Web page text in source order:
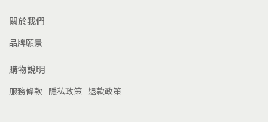
關於我們
品牌願景
購物說明
服務條款 隱私政策 退款政策